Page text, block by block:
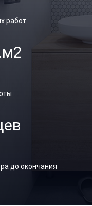
работ
до окончания